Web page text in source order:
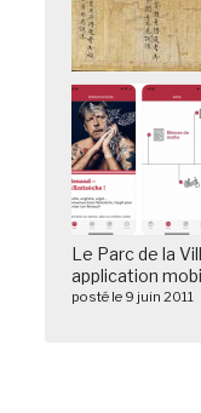
Le Parc de la
application
posté le 9 juin 2011